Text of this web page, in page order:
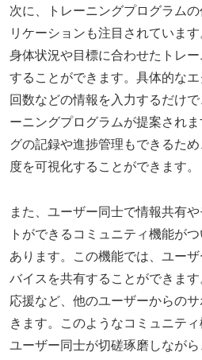
次に、トレーニングプログラム
リケーションも注目されていま
身体状況や目標に合わせたトレ
することができます。具体的なエ
回数などの情報を入力するだけ
ーニングプログラムが提案され
グの記録や進捗管理もできるた
度を可視化することができます。
また、ユーザー同士で情報共有
トができるコミュニティ機能が
あります。この機能では、ユー
バイスを共有することができま
応援など、他のユーザーからの
きます。このようなコミュニティ
ユーザー同士が切磋琢磨しなが